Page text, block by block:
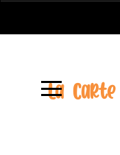
La Carte